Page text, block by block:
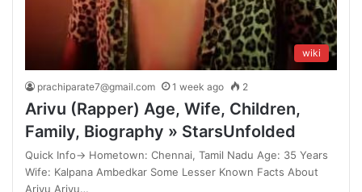
wiki
prachiparate7@gmail.com 1 week ago 2
Arivu (Rapper) Age, Wife, Children,
Family, Biography » StarsUnfolded
Quick Info→ Hometown: Chennai, Tamil Nadu Age: 35 Years
Wife: Kalpana Ambedkar Some Lesser Known Facts About
Arivu Arivu…